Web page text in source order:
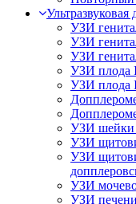
Ультразвуковая
УЗИ
УЗИ
УЗИ
УЗИ плода
УЗИ плода
УЗИ шейки
УЗИ
УЗИ
УЗИ
УЗИ